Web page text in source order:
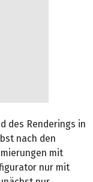
des Renderings in
nach den
mit
nur mit